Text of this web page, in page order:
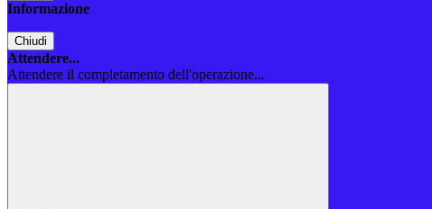
Informazione
Chiudi
Attendere...
Attendere il completamento dell'operazione...